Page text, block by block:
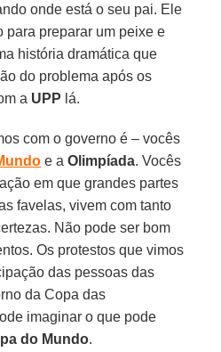
onde está o seu pai. Ele
para preparar um peixe e
história dramática que
do problema após os
a UPP lá.
com o governo é – vocês
e aOlimpíada. Vocês
em que grandes partes
favelas, vivem com tanto
Não pode ser bom
Os protestos que vimos
das pessoas das
da Copa das
imaginar o que pode
do Mundo.